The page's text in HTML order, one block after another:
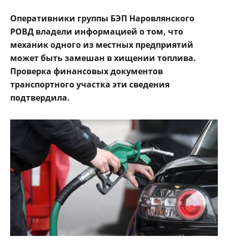
Оперативники группы БЭП Наровлянского
РОВД владели информацией о том, что
механик одного из местных предприятий
может быть замешан в хищении топлива.
Проверка финансовых документов
транспортного участка эти сведения
подтвердила.